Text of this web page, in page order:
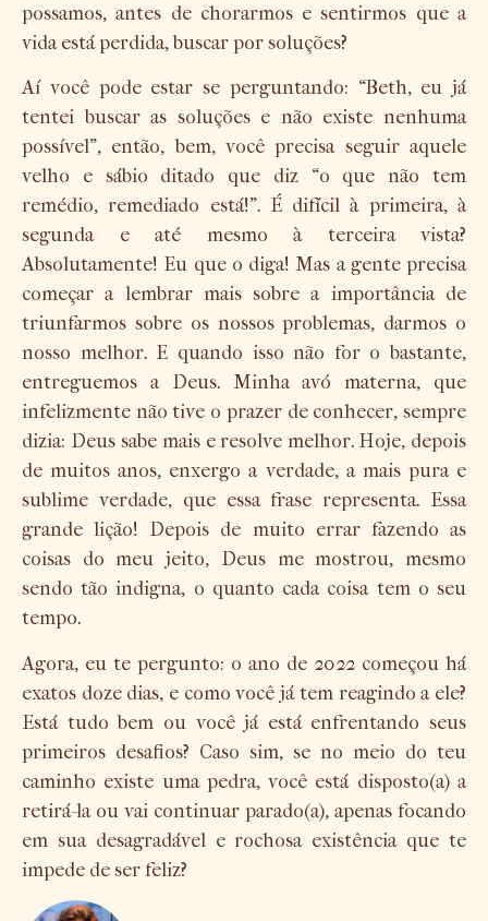
possamos, antes de chorarmos e sentirmos que a
vida está perdida, buscar por soluções?
Aí você pode estar se perguntando: “Beth, eu já
tentei buscar as soluções e não existe nenhuma
possível”, então, bem, você precisa seguir aquele
velho e sábio ditado que diz “o que não tem
remédio, remediado está!”. É difícil à primeira, à
segunda e até mesmo à terceira vista?
Absolutamente! Eu que o diga! Mas a gente precisa
começar a lembrar mais sobre a importância de
triunfarmos sobre os nossos problemas, darmos o
nosso melhor. E quando isso não for o bastante,
entreguemos a Deus. Minha avó materna, que
infelizmente não tive o prazer de conhecer, sempre
dizia: Deus sabe mais e resolve melhor. Hoje, depois
de muitos anos, enxergo a verdade, a mais pura e
sublime verdade, que essa frase representa. Essa
grande lição! Depois de muito errar fazendo as
coisas do meu jeito, Deus me mostrou, mesmo
sendo tão indigna, o quanto cada coisa tem o seu
tempo.
Agora, eu te pergunto: o ano de 2022 começou há
exatos doze dias, e como você já tem reagindo a ele?
Está tudo bem ou você já está enfrentando seus
primeiros desafios? Caso sim, se no meio do teu
caminho existe uma pedra, você está disposto(a) a
retirá-la ou vai continuar parado(a), apenas focando
em sua desagradável e rochosa existência que te
impede de ser feliz?